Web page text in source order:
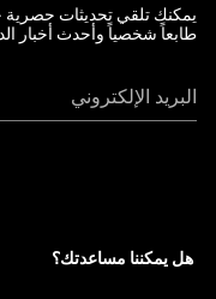
يمكنك تلقي تحديثات
طابعاً شخصياً وأحدث أخبار
البريد الإلكتروني
هل يمكننا مساعدتك؟